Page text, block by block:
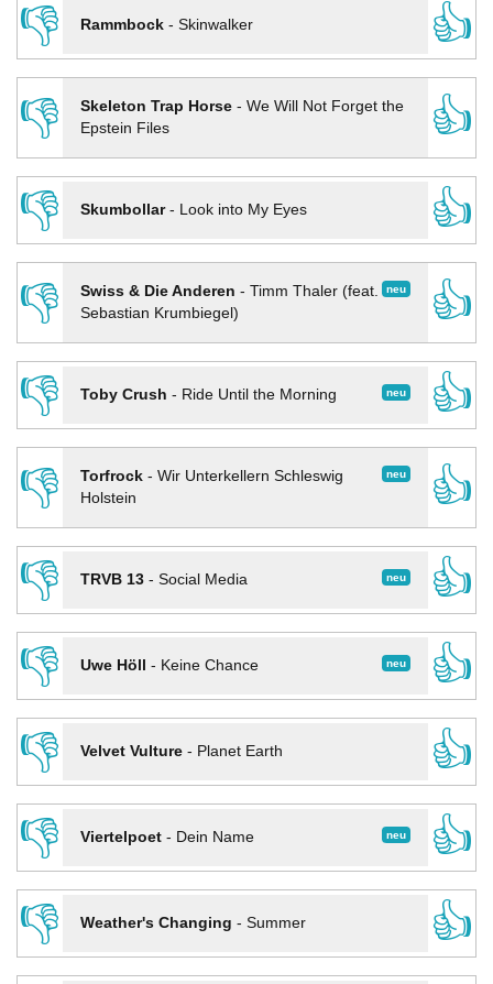
👎
Rammbock- Skinwalker
👍
👎
Skeleton Trap Horse- We Will Not Forget the
Epstein Files
👍
👎
Skumbollar- Look into My Eyes
👍
👎
neu
Swiss & Die Anderen - Timm Thaler (feat.
Sebastian Krumbiegel)
👍
👎
neu
Toby Crush - Ride Until the Morning
👍
👎
neu
Torfrock- Wir Unterkellern Schleswig
Holstein
👍
👎
neu
TRVB 13- Social Media
👍
👎
neu
Uwe Höll - Keine Chance
👍
👎
Velvet Vulture- Planet Earth
👍
👎
neu
Viertelpoet- Dein Name
👍
👎
Weather's Changing - Summer
👍